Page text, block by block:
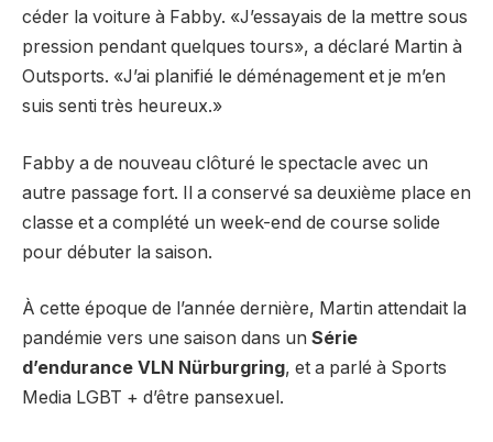
céder la voiture à Fabby. «J’essayais de la mettre sous
pression pendant quelques tours», a déclaré Martin à
Outsports. «J’ai planifié le déménagement et je m’en
suis senti très heureux.»
Fabby a de nouveau clôturé le spectacle avec un
autre passage fort. Il a conservé sa deuxième place en
classe et a complété un week-end de course solide
pour débuter la saison.
À cette époque de l’année dernière, Martin attendait la
pandémie vers une saison dans un Série
d’endurance VLN Nürburgring, et a parlé à Sports
Media LGBT + d’être pansexuel.